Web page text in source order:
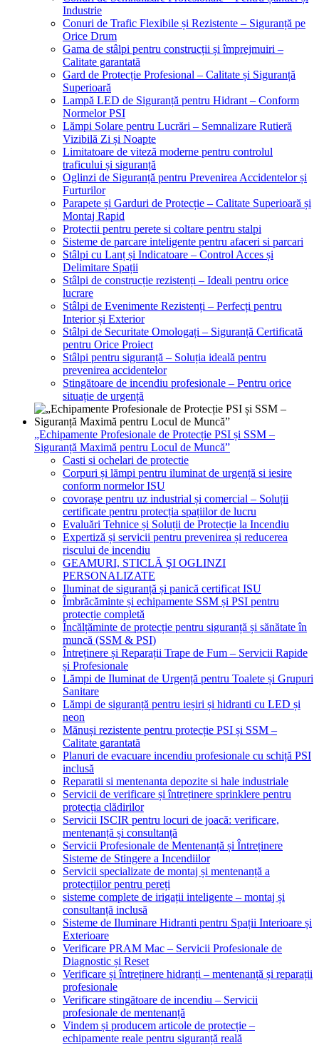
Industrie
Conuri de Trafic Flexibile și Rezistente – Siguranță pe
Orice Drum
Gama de stâlpi pentru construcții și împrejmuiri –
Calitate garantată
Gard de Protecție Profesional – Calitate și Siguranță
Superioară
Lampă LED de Siguranță pentru Hidrant – Conform
Normelor PSI
Lămpi Solare pentru Lucrări – Semnalizare Rutieră
Vizibilă Zi și Noapte
Limitatoare de viteză moderne pentru controlul
traficului și siguranță
Oglinzi de Siguranță pentru Prevenirea Accidentelor și
Furturilor
Parapete și Garduri de Protecție – Calitate Superioară și
Montaj Rapid
Protectii pentru perete si coltare pentru stalpi
Sisteme de parcare inteligente pentru afaceri si parcari
Stâlpi cu Lanț și Indicatoare – Control Acces și
Delimitare Spații
Stâlpi de construcție rezistenți – Ideali pentru orice
lucrare
Stâlpi de Evenimente Rezistenți – Perfecți pentru
Interior și Exterior
Stâlpi de Securitate Omologați – Siguranță Certificată
pentru Orice Proiect
Stâlpi pentru siguranță – Soluția ideală pentru
prevenirea accidentelor
Stingătoare de incendiu profesionale – Pentru orice
situație de urgență
„Echipamente Profesionale de Protecție PSI și SSM –
Siguranță Maximă pentru Locul de Muncă”
Casti si ochelari de protectie
Corpuri și lămpi pentru iluminat de urgență si iesire
conform normelor ISU
covorașe pentru uz industrial și comercial – Soluții
certificate pentru protecția spațiilor de lucru
Evaluări Tehnice și Soluții de Protecție la Incendiu
Expertiză și servicii pentru prevenirea și reducerea
riscului de incendiu
GEAMURI, STICLĂ ŞI OGLINZI
PERSONALIZATE
Iluminat de siguranță și panică certificat ISU
Îmbrăcăminte și echipamente SSM și PSI pentru
protecție completă
Încălțăminte de protecție pentru siguranță și sănătate în
muncă (SSM & PSI)
Întreținere și Reparații Trape de Fum – Servicii Rapide
și Profesionale
Lămpi de Iluminat de Urgență pentru Toalete și Grupuri
Sanitare
Lămpi de siguranță pentru ieșiri și hidranti cu LED și
neon
Mănuși rezistente pentru protecție PSI și SSM –
Calitate garantată
Planuri de evacuare incendiu profesionale cu schiță PSI
inclusă
Reparatii si mentenanta depozite si hale industriale
Servicii de verificare și întreținere sprinklere pentru
protecția clădirilor
Servicii ISCIR pentru locuri de joacă: verificare,
mentenanță și consultanță
Servicii Profesionale de Mentenanță și Întreținere
Sisteme de Stingere a Incendiilor
Servicii specializate de montaj și mentenanță a
protecțiilor pentru pereți
sisteme complete de irigații inteligente – montaj și
consultanță inclusă
Sisteme de Iluminare Hidranti pentru Spații Interioare și
Exterioare
Verificare PRAM Mac – Servicii Profesionale de
Diagnostic și Reset
Verificare și întreținere hidranți – mentenanță și reparații
profesionale
Verificare stingătoare de incendiu – Servicii
profesionale de mentenanță
Vindem și producem articole de protecție –
echipamente reale pentru siguranță reală